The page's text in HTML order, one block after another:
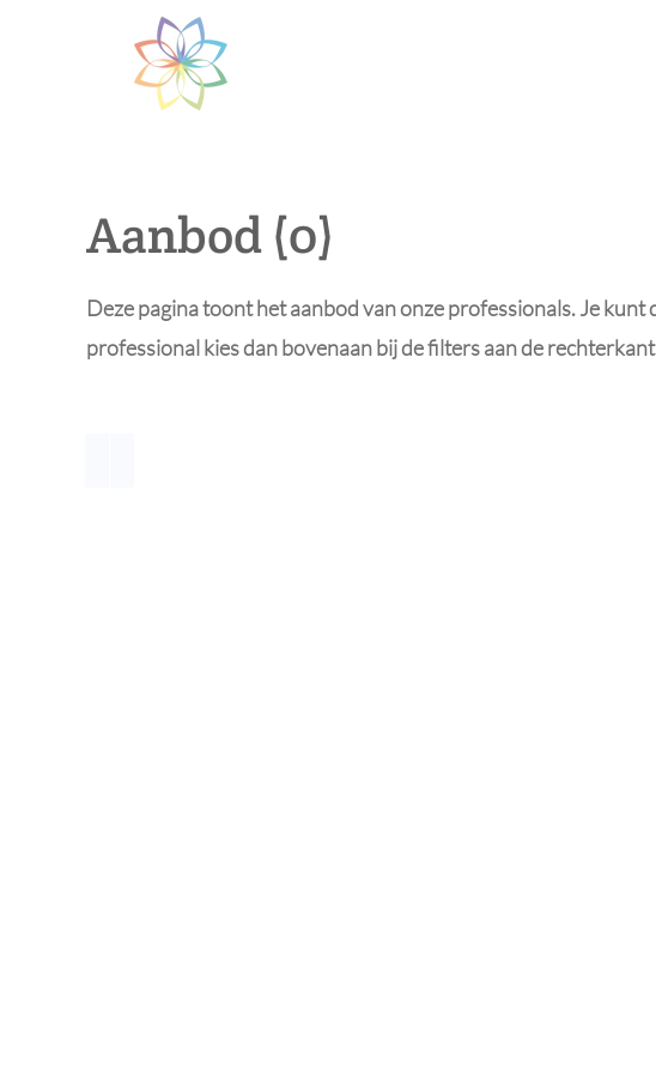
Skip to main content
Aanbod (0)
Deze pagina toont het aanbod van onze professionals. Je
professional kies dan bovenaan bij de filters aan de